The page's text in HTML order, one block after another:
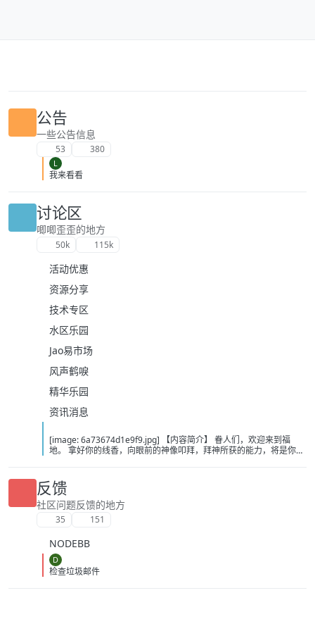
公告
一些公告信息
53 380
L
我来看看
讨论区
唧唧歪歪的地方
50k 115k
活动优惠
资源分享
技术专区
水区乐园
Jao易市场
风声鹤唳
精华乐园
资讯消息
[image: 6a73674d1e9f9.jpg] 【内容简介】 眷人们，欢迎来到福
地。 拿好你的线香，向眼前的神像叩拜，拜神所获的能力，将是你们
悲剧轮回…… 【作者简介】 作者：幻梦猎人，起点中文网作者，代表
作品：《灾厄收容所》《诡异分解指南》《天灾疯人院》《基因收容
所》等 【下载地址】 百度：
https://pan.baidu.com/s/1CTpsB1_Ju5NwzAhO0MvwZQ?pwd=9a1v
夸克：https://pan.quark.cn/s/ffe07719ebb3?pwd=aUYh 移动：
反馈
社区问题反馈的地方
35 151
NODEBB
D
检查垃圾邮件